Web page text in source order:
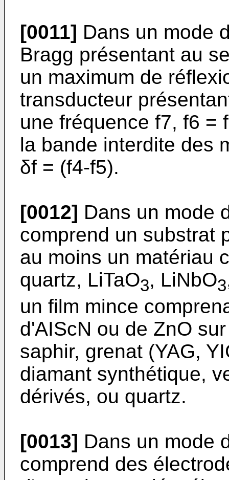
[0011] Dans un mode
Bragg présentant au
un maximum de
transducteur
une fréquence f7, f6 =
la bande interdite des
δf = (f4-f5).
[0012] Dans un mode
comprend un substrat
au moins un matériau
quartz, LiTaO3, LiNbO3
un film mince
d'AIScN ou de ZnO
saphir, grenat (YAG,
diamant synthétique,
dérivés, ou quartz.
[0013] Dans un mode
comprend des